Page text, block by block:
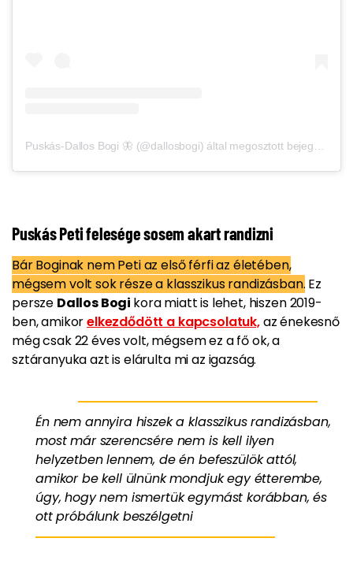
Puskás-Dallos Bogi 🦋 (@dallosbogi) által megosztott bejegyzés
Puskás Peti felesége sosem akart randizni
Bár Boginak nem Peti az első férfi az életében,
mégsem volt sok része a klasszikus randizásban. Ez
persze Dallos Bogi kora miatt is lehet, hiszen 2019-
ben, amikorelkezdődött a kapcsolatuk,az énekesnő
még csak 22 éves volt, mégsem ez a fő ok, a
sztáranyuka azt is elárulta mi az igazság.
Én nem annyira hiszek a klasszikus randizásban,
most már szerencsére nem is kell ilyen
helyzetben lennem, de én befeszülök attól,
amikor be kell ülnünk mondjuk egy étterembe,
úgy, hogy nem ismertük egymást korábban, és
ott próbálunk beszélgetni